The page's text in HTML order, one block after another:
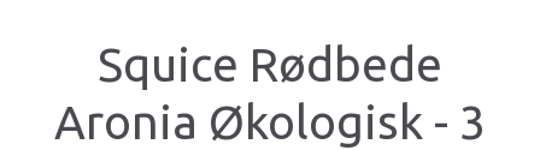
Squice Rødbede
Aronia Økologisk - 3